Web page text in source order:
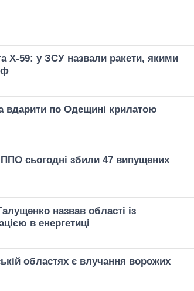
Х-59: у ЗСУ назвали ракети, якими
вдарити по Одещині крилатою
сьогодні збили 47 випущених
назвав області із
в енергетиці
областях є влучання ворожих